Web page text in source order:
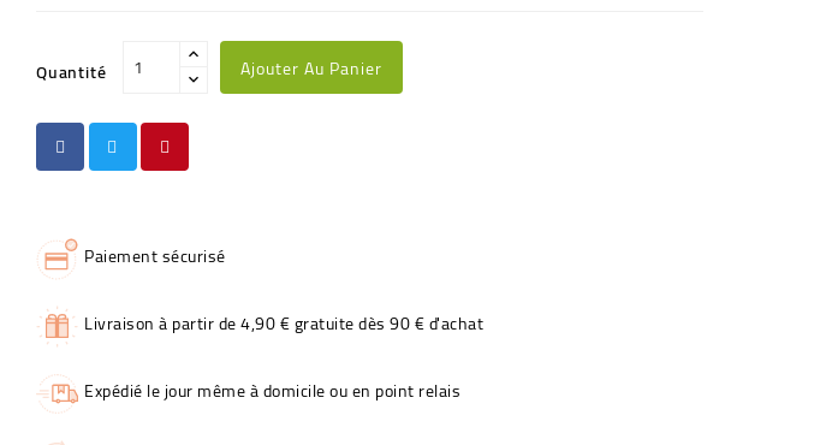
Quantité Ajouter Au Panier
Paiement sécurisé
Livraison à partir de 4,90 € gratuite dès 90 € d'achat
Expédié le jour même à domicile ou en point relais